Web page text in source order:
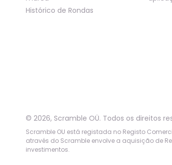
Histórico de Rondas
© 2026, Scramble OÜ. Todos os direitos
Scramble OU está registada no Registo
através do Scramble envolve a aquisição de
investimentos.